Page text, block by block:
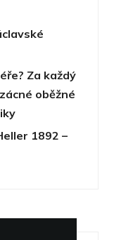
Za každý
oběžné
1892 –